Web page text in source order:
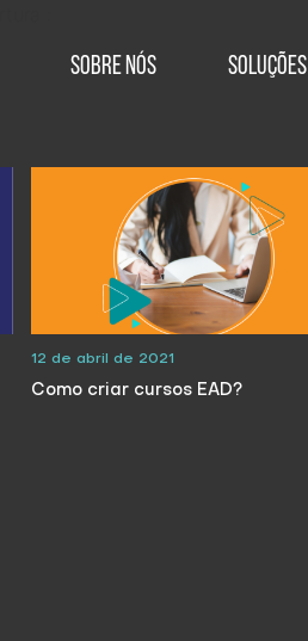
Sobre Nós Soluções
12 de abril de 2021
Como criar cursos EAD?